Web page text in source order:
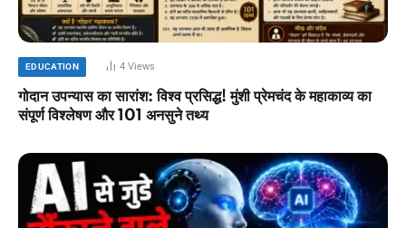
EDUCATION 4Views
गोदान उपन्यास का सारांश: विश्व प्रसिद्ध! मुंशी प्रेमचंद के महाकाव्य का
संपूर्ण विश्लेषण और 101 अनसुने तथ्य